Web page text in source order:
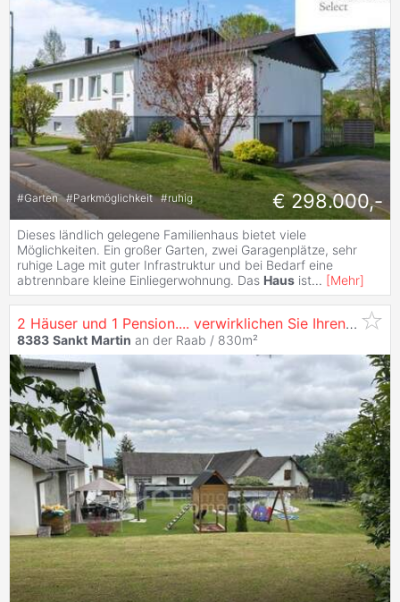
#Garten #Parkmöglichkeit #ruhig € 298.000,-
Dieses ländlich gelegene Familienhaus bietet viele
Möglichkeiten. Ein großer Garten, zwei Garagenplätze, sehr
ruhige Lage mit guter Infrastruktur und bei Bedarf eine
abtrennbare kleine Einliegerwohnung. Das Haus ist... [Mehr]
2 Häuser und 1 Pension.... verwirklichen Sie Ihren Traum hier...
8383 Sankt Martin an der Raab / 830m²